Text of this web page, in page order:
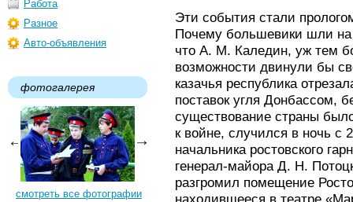
Работа
Разное
Авто-объявления
фотогалерея
смотреть все фотографии
Эти события стали
Почему большевики шли
что А. М. Каледин, уж тем
возможности двинули бы
казачья республика
поставок угля Донбассом,
существование страны
к войне, случился в ночь с
начальника ростовского
генерал-майора Д. Н.
разгромил помещение
находившееся в театре